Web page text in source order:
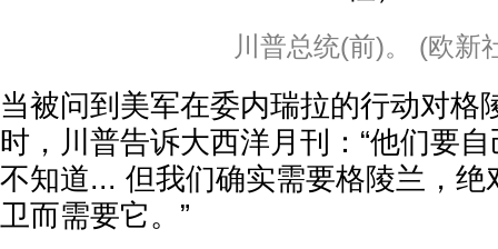
川普总统(前)。 (欧新
当被问到美军在委内瑞拉的行动对格
时，川普告诉大西洋月刊：“他们要
不知道... 但我们确实需要格陵兰，绝
卫而需要它。”